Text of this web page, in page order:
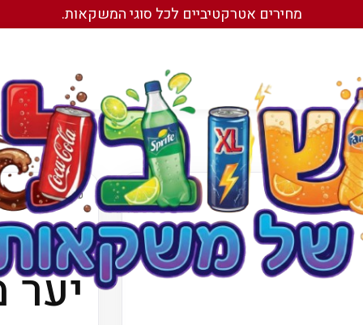
מחירים אטרקטיביים לכל סוגי המשקאות.
עמוד הבית/
עמוד הבית/
יער